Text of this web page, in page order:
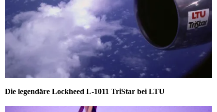
Die legendäre Lockheed L-1011 TriStar bei LTU